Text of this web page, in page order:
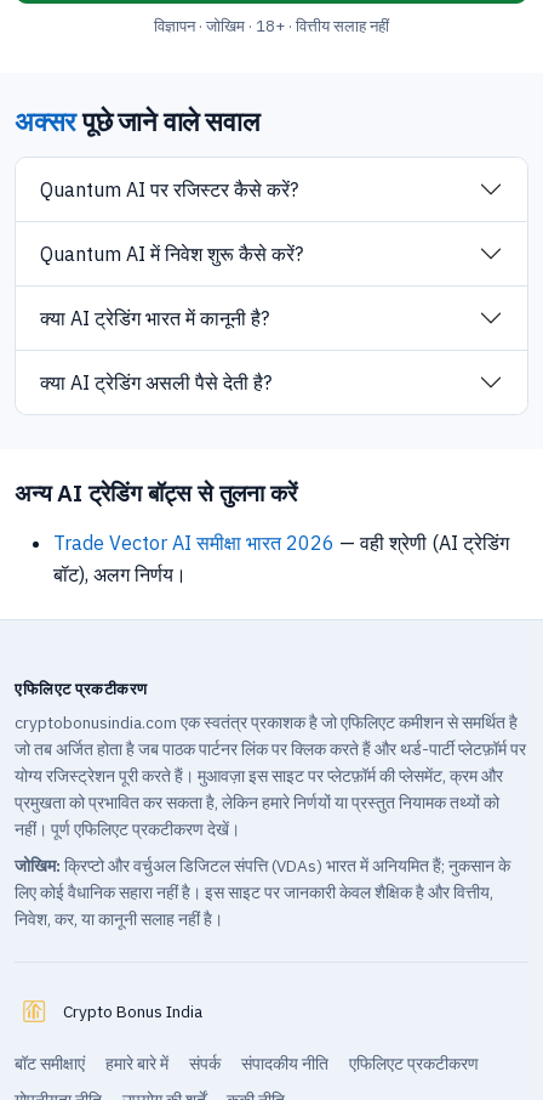
विज्ञापन · जोखिम · 18+ · वित्तीय सलाह नहीं
अक्सरपूछे जाने वाले सवाल
Quantum AI पर रजिस्टर कैसे करें?
Quantum AI में निवेश शुरू कैसे करें?
क्या AI ट्रेडिंग भारत में कानूनी है?
क्या AI ट्रेडिंग असली पैसे देती है?
अन्य AI ट्रेडिंग बॉट्स से तुलना करें
Trade Vector AI समीक्षा भारत 2026 — वही श्रेणी (AI ट्रेडिंग
बॉट), अलग निर्णय।
एफिलिएट प्रकटीकरण
cryptobonusindia.com एक स्वतंत्र प्रकाशक है जो एफिलिएट कमीशन से समर्थित है
जो तब अर्जित होता है जब पाठक पार्टनर लिंक पर क्लिक करते हैं और थर्ड-पार्टी प्लेटफ़ॉर्म पर
योग्य रजिस्ट्रेशन पूरी करते हैं। मुआवज़ा इस साइट पर प्लेटफ़ॉर्म की प्लेसमेंट, क्रम और
प्रमुखता को प्रभावित कर सकता है, लेकिन हमारे निर्णयों या प्रस्तुत नियामक तथ्यों को
नहीं। पूर्ण एफिलिएट प्रकटीकरण देखें ।
जोखिम: क्रिप्टो और वर्चुअल डिजिटल संपत्ति (VDAs) भारत में अनियमित हैं; नुकसान के
लिए कोई वैधानिक सहारा नहीं है। इस साइट पर जानकारी केवल शैक्षिक है और वित्तीय,
निवेश, कर, या कानूनी सलाह नहीं है।
Crypto Bonus India
बॉट समीक्षाएं हमारे बारे में संपर्क संपादकीय नीति
एफिलिएट प्रकटीकरण